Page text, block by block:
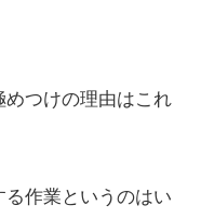
つけの理由はこれ
作業というのはい